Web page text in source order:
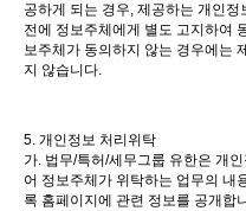
공하게 되는 경우, 제공하는 개인
전에 정보주체에게 별도 고지하여
보주체가 동의하지 않는 경우에는
지 않습니다.
5. 개인정보 처리위탁
가. 법무/특허/세무그룹 유한은 개
어 정보주체가 위탁하는 업무의 내
록 홈페이지에 관련 정보를 공개합